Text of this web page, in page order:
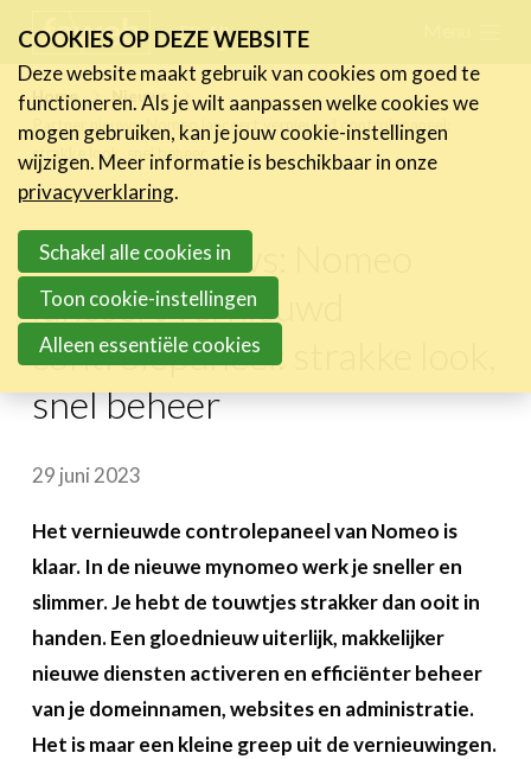
links
Jump
to
navigation
to
main
content
FR NL
Home
Nieuws
Partner nieuws: Nomeo lanceert vernieuwd controlepaneel:
strakke look, snel beheer
Partner nieuws: Nomeo
lanceert vernieuwd
controlepaneel: strakke look,
snel beheer
29 juni 2023
Het vernieuwde controlepaneel van Nomeo is
klaar. In de nieuwe mynomeo werk je sneller en
slimmer. Je hebt de touwtjes strakker dan ooit in
handen. Een gloednieuw uiterlijk, makkelijker
nieuwe diensten activeren en efficiënter beheer
van je domeinnamen, websites en administratie.
Het is maar een kleine greep uit de vernieuwingen.
Nieuws
Nieuwsberichten
FeWeb Videos
Jobs in de sector
Activiteiten
Cases
Expertise
Over FeWeb
Lid worden Zoeken
COOKIES OP DEZE WEBSITE
Deze website maakt gebruik van cookies om goed te
functioneren. Als je wilt aanpassen welke cookies we
mogen gebruiken, kan je jouw cookie-instellingen
wijzigen. Meer informatie is beschikbaar in onze
privacyverklaring.
Schakel alle cookies in
Toon cookie-instellingen
Alleen essentiële cookies